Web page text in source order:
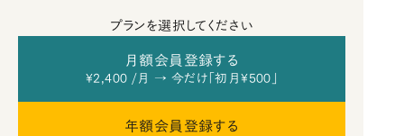
プランを選択してください
月額会員登録する
¥2,400 /月 → 今だけ「初月¥500」
年額会員登録する